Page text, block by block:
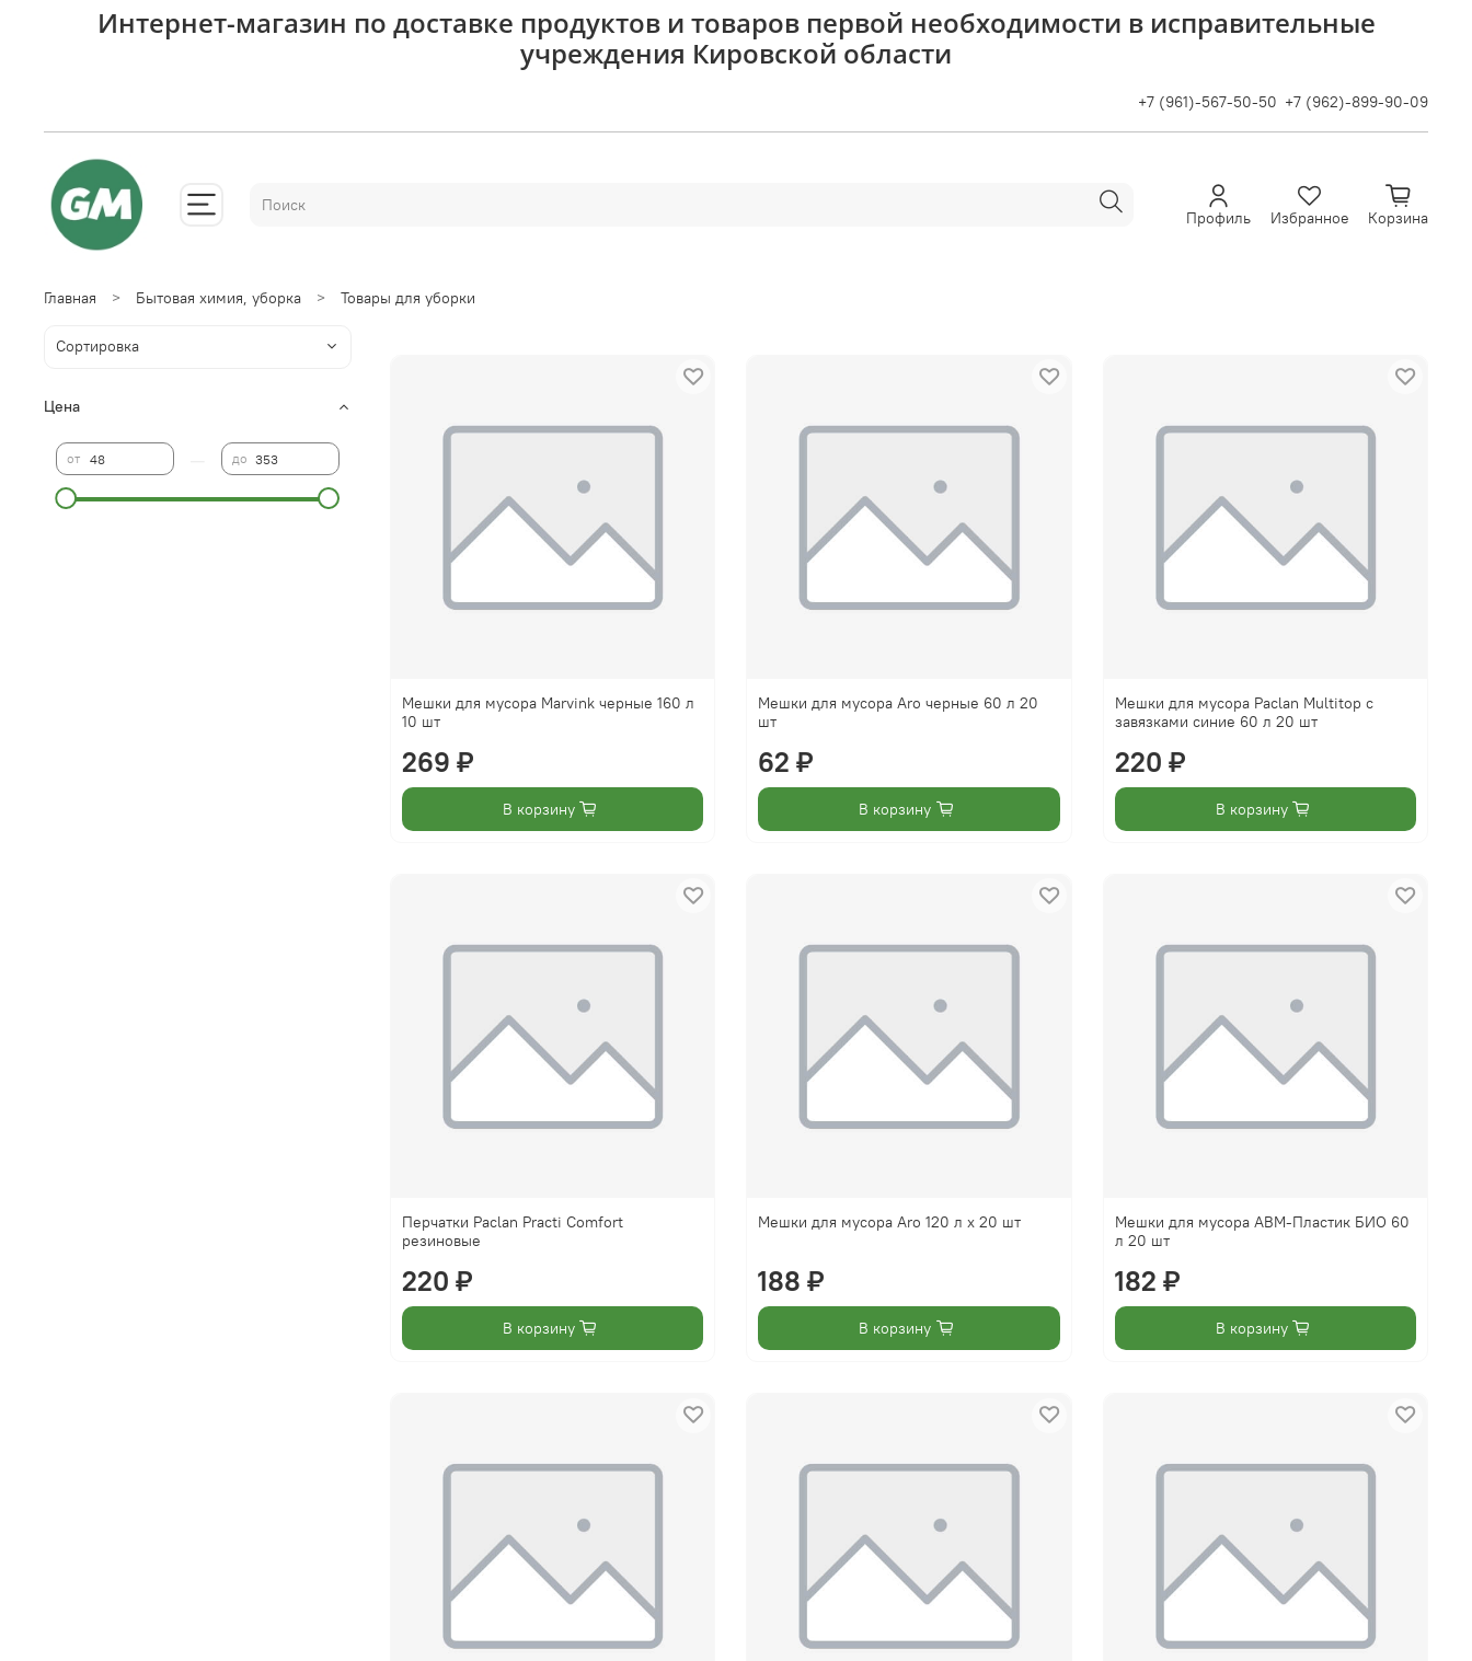
Интернет-магазин по доставке продуктов и товаров первой необходимости в исправительные
учреждения Кировской области
+7 (961)-567-50-50 +7 (962)-899-90-09
Профиль Избранное Корзина
Главная Бытовая химия, уборка Товары для уборки
Мешки для мусора Marvink черные 160 л
10 шт
269 ₽
В корзину
Мешки для мусора Aro черные 60 л 20
шт
62 ₽
В корзину
Мешки для мусора Paclan Multitop с
завязками синие 60 л 20 шт
220 ₽
В корзину
Перчатки Paclan Practi Comfort
резиновые
220 ₽
В корзину
Мешки для мусора Aro 120 л х 20 шт
188 ₽
В корзину
Мешки для мусора АВМ-Пластик БИО 60
л 20 шт
182 ₽
В корзину
Цена
от до